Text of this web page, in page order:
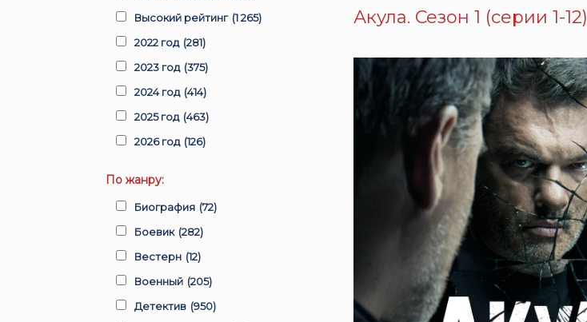
Акула. Сезон 1 (серии 1-12)
Высокий рейтинг (1 265)
2022 год (281)
2023 год (375)
2024 год (414)
2025 год (463)
2026 год (126)
По жанру:
Биография (72)
Боевик (282)
Вестерн (12)
Военный (205)
Детектив (950)